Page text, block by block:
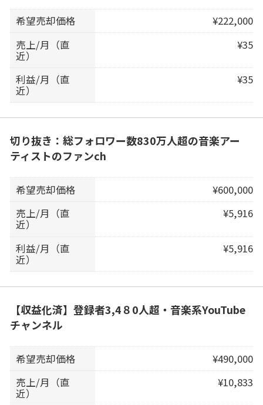
希望売却価格
¥222,000
売上/月（直
近）
¥35
利益/月（直
近）
¥35
切り抜き：総フォロワー数830万人超の音楽アー
ティストのファンch
希望売却価格
¥600,000
売上/月（直
近）
¥5,916
利益/月（直
近）
¥5,916
【収益化済】登録者3,4８0人超・音楽系YouTube
チャンネル
希望売却価格
¥490,000
売上/月（直
近）
¥10,833